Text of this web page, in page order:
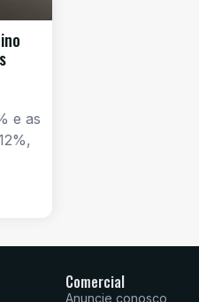
e as
Comercial
Anuncie conosco